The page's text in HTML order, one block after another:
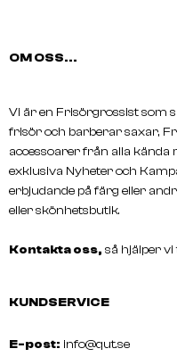
OM OSS...
Vi är en Frisörgrossist som
frisör och barberar saxar,
accessoarer från alla kända
exklusiva Nyheter och
erbjudande på färg eller
eller skönhetsbutik.
Kontakta oss, så hjälper vi
KUNDSERVICE
E-post: info@qut.se